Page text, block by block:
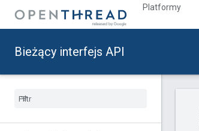
Platformy
Bieżący interfejs API